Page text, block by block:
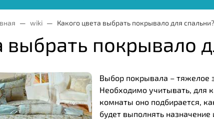
wiki Какого цвета выбрать покрывало для спальни?
выбрать покрывало
Выбор покрывала – тяжелое
Необходимо учитывать, для
комнаты оно подбирается,
будет выполнять назначение